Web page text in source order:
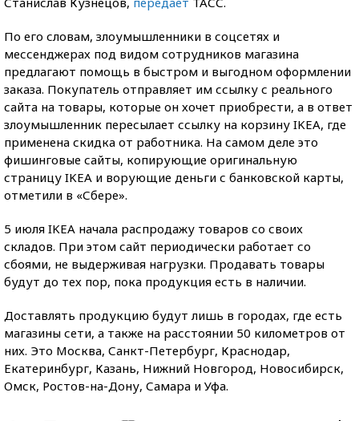
По его словам, злоумышленники в соцсетях и
мессенджерах под видом сотрудников магазина
предлагают помощь в быстром и выгодном оформлении
заказа. Покупатель отправляет им ссылку с реального
сайта на товары, которые он хочет приобрести, а в ответ
злоумышленник пересылает ссылку на корзину IKEA, где
применена скидка от работника. На самом деле это
фишинговые сайты, копирующие оригинальную
страницу IKEA и ворующие деньги с банковской карты,
отметили в «Сбере».
5 июля IKEA начала распродажу товаров со своих
складов. При этом сайт периодически работает со
сбоями, не выдерживая нагрузки. Продавать товары
будут до тех пор, пока продукция есть в наличии.
Доставлять продукцию будут лишь в городах, где есть
магазины сети, а также на расстоянии 50 километров от
них. Это Москва, Санкт-Петербург, Краснодар,
Екатеринбург, Казань, Нижний Новгород, Новосибирск,
Омск, Ростов-на-Дону, Самара и Уфа.